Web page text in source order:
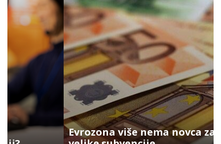
Evrozona više nema novca za